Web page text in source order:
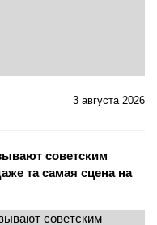
3 августа 2026
советским
та самая сцена на